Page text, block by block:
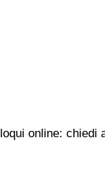
online: chiedi